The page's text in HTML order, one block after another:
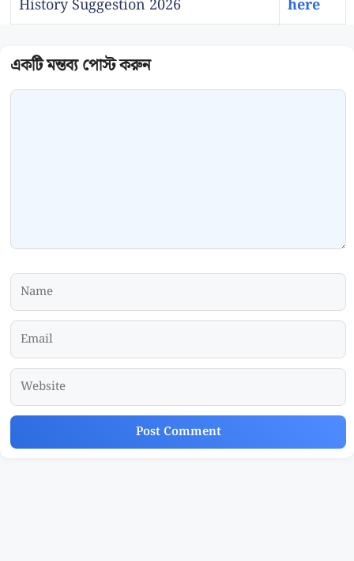
History Suggestion 2026
here
Comment
Name
Email
Website